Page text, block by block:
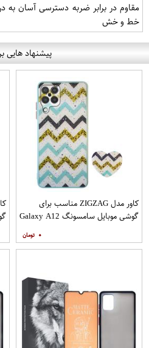
مقاوم در برابر ضربه دسترسی آسان به
خط و خش
پیشنهاد هایی
کاور مدل ZIGZAG مناسب برای
گوشی موبایل سامسونگ Galaxy A12
۰